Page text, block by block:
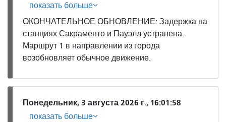
показать больше
ОКОНЧАТЕЛЬНОЕ ОБНОВЛЕНИЕ: Задержка на
станциях Сакраменто и Пауэлл устранена.
Маршрут 1 в направлении из города
возобновляет обычное движение.
Понедельник, 3 августа 2026 г., 16:01:58
показать больше